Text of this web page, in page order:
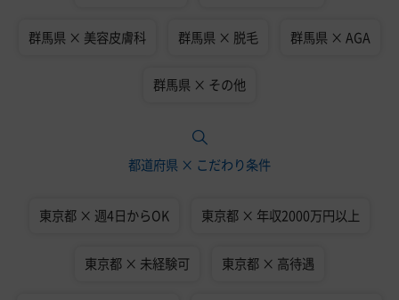
群馬県 × 美容皮膚科 群馬県 × 脱毛 群馬県 × AGA
群馬県 × その他
都道府県 × こだわり条件
東京都 × 週4日からOK 東京都 × 年収2000万円以上
東京都 × 未経験可 東京都 × 高待遇